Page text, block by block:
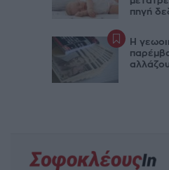
πηγή
Η